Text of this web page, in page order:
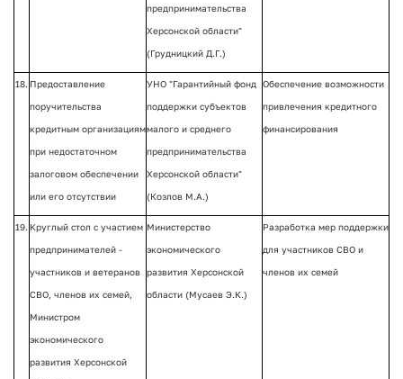
предпринимательства
Херсонской области"
(Грудницкий Д.Г.)
18. Предоставление
поручительства
кредитным организациям
при недостаточном
залоговом обеспечении
или его отсутствии
УНО "Гарантийный фонд
поддержки субъектов
малого и среднего
предпринимательства
Херсонской области"
(Козлов М.А.)
Обеспечение возможности
привлечения кредитного
финансирования
19. Круглый стол с участием
предпринимателей -
участников и ветеранов
СВО, членов их семей,
Министром
экономического
развития Херсонской
Министерство
экономического
развития Херсонской
области (Мусаев Э.К.)
Разработка мер поддержки
для участников СВО и
членов их семей